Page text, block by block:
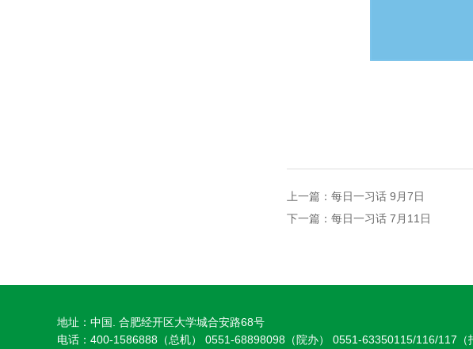
上一篇： 每日一习话 9月7日
下一篇： 每日一习话 7月11日
地址：中国. 合肥经开区大学城合安路68号
电话：400-1586888（总机） 0551-68898098（院办） 0551-63350115/116/117（